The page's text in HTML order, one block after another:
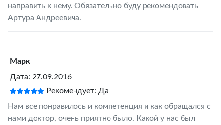
направить к нему. Обязательно буду рекомендовать
Артура Андреевича.
Марк
Дата: 27.09.2016
Рекомендует: Да
Нам все понравилось и компетенция и как обращался с
нами доктор, очень приятно было. Какой у нас был